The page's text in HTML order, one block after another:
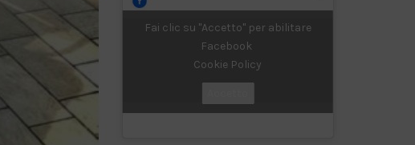
Fai clic su "Accetto" per abilitare
Facebook
Cookie Policy